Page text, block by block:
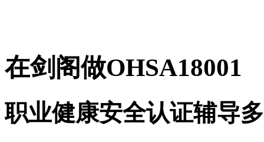
在剑阁做OHSA18001
职业健康安全认证辅导